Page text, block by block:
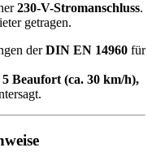
230-V-Stromanschluss.
getragen.
derDIN EN 14960 für
Beaufort (ca. 30 km/h),